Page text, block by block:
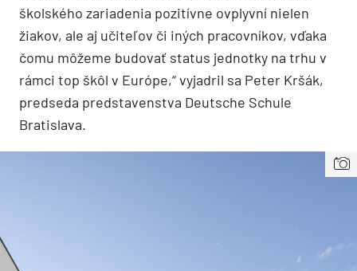
školského zariadenia pozitívne ovplyvní nielen
žiakov, ale aj učiteľov či iných pracovníkov, vďaka
čomu môžeme budovať status jednotky na trhu v
rámci top škôl v Európe,“ vyjadril sa Peter Kršák,
predseda predstavenstva Deutsche Schule
Bratislava.